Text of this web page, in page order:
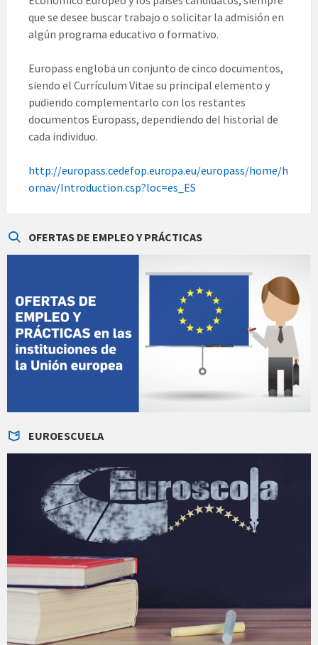
que se desee buscar trabajo o solicitar la admisión en
algún programa educativo o formativo.
Europass engloba un conjunto de cinco documentos,
siendo el Currículum Vitae su principal elemento y
pudiendo complementarlo con los restantes
documentos Europass, dependiendo del historial de
cada individuo.
http://europass.cedefop.europa.eu/europass/home/h
ornav/Introduction.csp?loc=es_ES
OFERTAS DE EMPLEO Y PRÁCTICAS
EUROESCUELA